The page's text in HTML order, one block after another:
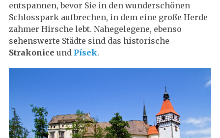
entspannen, bevor Sie in den wunderschönen
Schlosspark aufbrechen, in dem eine große Herde
zahmer Hirsche lebt. Nahegelegene, ebenso
sehenswerte Städte sind das historische
Strakonice und Písek.